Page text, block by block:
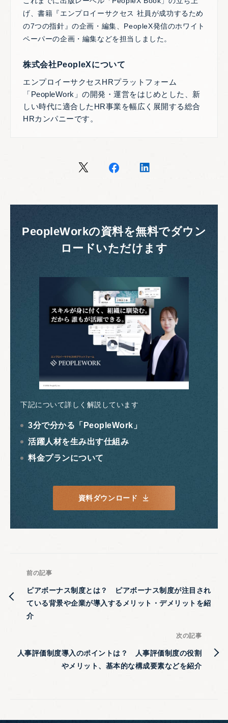
げ、書籍『エンプロイーサクセス 社員が成功するため
の7つの指針』の企画・編集、PeopleX発信のホワイト
ペーパーの企画・編集などを担当しました。
株式会社PeopleXについて
エンプロイーサクセスHRプラットフォーム
「PeopleWork」の開発・運営をはじめとした、新
しい時代に適合したHR事業を幅広く展開する総合
HRカンパニーです。
PeopleWorkの資料を無料でダウン
ロードいただけます
下記について詳しく解説しています
3分で分かる「PeopleWork」
活躍人材を生み出す仕組み
料金プランについて
資料ダウンロード
前の記事
ピアボーナス制度とは？ ピアボーナス制度が注目され
ている背景や企業が導入するメリット・デメリットを紹
介
次の記事
人事評価制度導入のポイントは？ 人事評価制度の役割
やメリット、基本的な構成要素などを紹介